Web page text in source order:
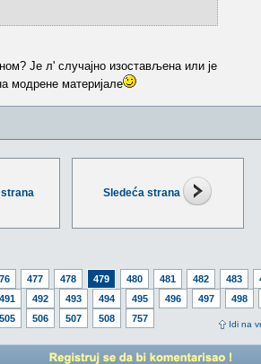
Sledeća strana
477 478 479 480 481 482 483
491 492 493 494 495 496 497
498
505 506 507 508 757
Idi na
Је л' случајно изостављена или је
модрене материјале